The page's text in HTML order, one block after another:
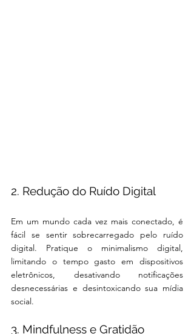
2. Redução do Ruído Digital
Em um mundo cada vez mais conectado, é
fácil se sentir sobrecarregado pelo ruído
digital. Pratique o minimalismo digital,
limitando o tempo gasto em dispositivos
eletrônicos, desativando notificações
desnecessárias e desintoxicando sua mídia
social.
3. Mindfulness e Gratidão